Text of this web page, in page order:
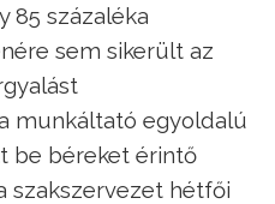
85 százaléka
sem sikerült az
munkáltató egyoldalú
be béreket érintő
szakszervezet hétfői